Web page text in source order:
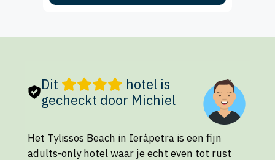
Dit
hotel is
gecheckt door Michiel
Het Tylissos Beach in Ierápetra is een fijn
adults-only hotel waar je echt even tot rust